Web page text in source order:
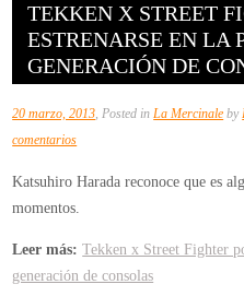
TEKKEN X STREET
ESTRENARSE EN LA
GENERACIÓN DE
20 marzo, 2013, Posted inLa Mercinale by
comentariosen
x
Street
Fighter
podría
Katsuhiro Harada reconoce que es
momentos.
Leer más: Tekken x Street Fighter
generación de consolas